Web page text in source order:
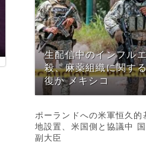
生配信中のインフル
殺、麻薬組織に関す
復か メキシコ
ポーランドへの米軍恒久的
地設置、米国側と協議中
副大臣